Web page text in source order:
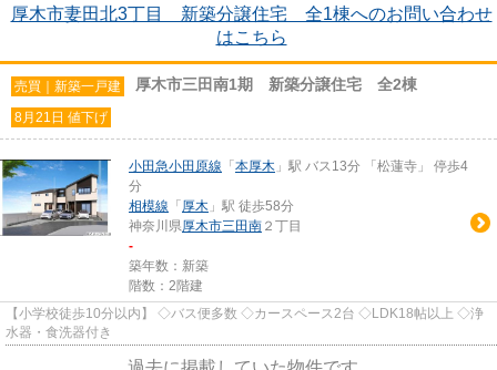
厚木市妻田北3丁目 新築分譲住宅 全1棟へのお問い合わせ
はこちら
売買｜新築一戸建 厚木市三田南1期 新築分譲住宅 全2棟
8月21日 値下げ
小田急小田原線 「 本厚木 」駅 バス13分 「松蓮寺」 停歩4
分
相模線 「 厚木 」駅 徒歩58分
神奈川県厚木市三田南 ２丁目
-
築年数：新築
階数：2階建
【小学校徒歩10分以内】 ◇バス便多数 ◇カースペース2台 ◇LDK18帖以上 ◇浄
水器・食洗器付き